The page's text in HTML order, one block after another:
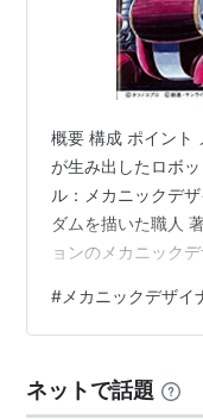
概要 構成 ポイント
が生み出したロボ
ル：メカニックデ
ダムを描いた職人
ョンのメカニック
ながら、仕事への
す。 メカニックデ
があるかと思いま
# メカニックデザイ
ネットで話題